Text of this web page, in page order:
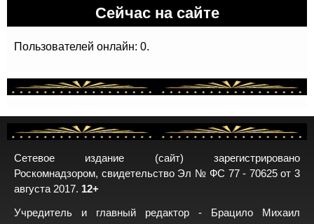
Сейчас на сайте
Пользователей онлайн: 0.
Сетевое издание (сайт) зарегистрировано
Роскомнадзором, свидетельство Эл № ФС 77 - 70625 от 3
августа 2017. 12+
Учредитель и главный редактор - Брацило Михаил